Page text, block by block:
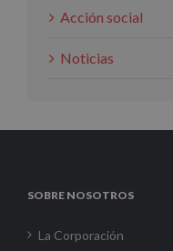
Acción social
Noticias
SOBRE NOSOTROS
La Corporación